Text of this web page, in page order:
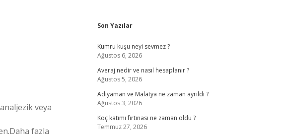
veya
fazla
Sidebar
Son Yazılar
Kumru kuşu neyi sevmez ?
Ağustos 6, 2026
Averaj nedir ve nasıl hesaplanır ?
Ağustos 5, 2026
Adıyaman ve Malatya ne zaman ayrıldı ?
Ağustos 3, 2026
Koç katımı fırtınası ne zaman oldu ?
Temmuz 27, 2026
vdcasino sitesi